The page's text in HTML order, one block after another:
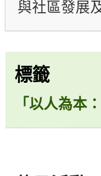
與社區發展
標籤
「以人為本